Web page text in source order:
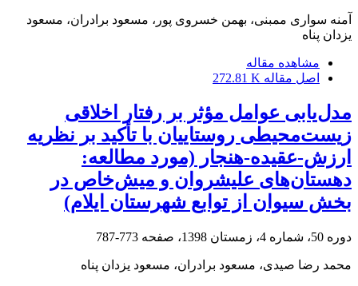
آمنه سواری ممبنی، بهمن خسروی پور، مسعود برادران، مسعود
یزدان پناه
مشاهده مقاله
اصل مقاله 272.81 K
مدل‌یابی عوامل مؤثر بر رفتار اخلاقی
زیست‌محیطی روستاییان با تأکید بر نظریه
ارزش-عقیده-هنجار (مورد مطالعه:
دهستان‌های علیشروان و میش‌خاص در
بخش سیوان از توابع شهرستان ایلام)
دوره 50، شماره 4، زمستان 1398، صفحه 773-787
محمد رضا صیدی، مسعود برادران، مسعود یزدان پناه